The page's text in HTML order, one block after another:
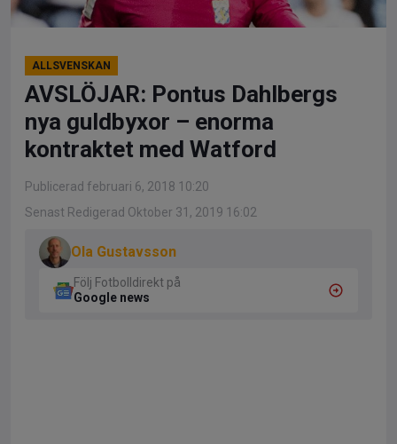
ALLSVENSKAN
AVSLÖJAR: Pontus Dahlbergs
nya guldbyxor – enorma
kontraktet med Watford
Publicerad februari 6, 2018 10:20
Senast Redigerad Oktober 31, 2019 16:02
Ola Gustavsson
Följ Fotbolldirekt på
Google news